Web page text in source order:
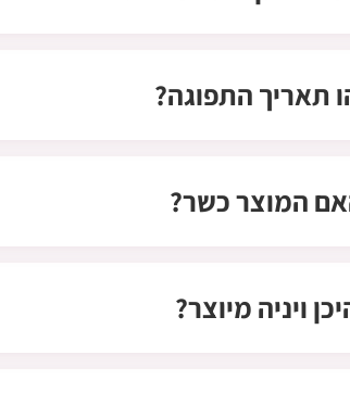
תאריך התפוגה?
המוצר כשר?
ויניה מיוצר?